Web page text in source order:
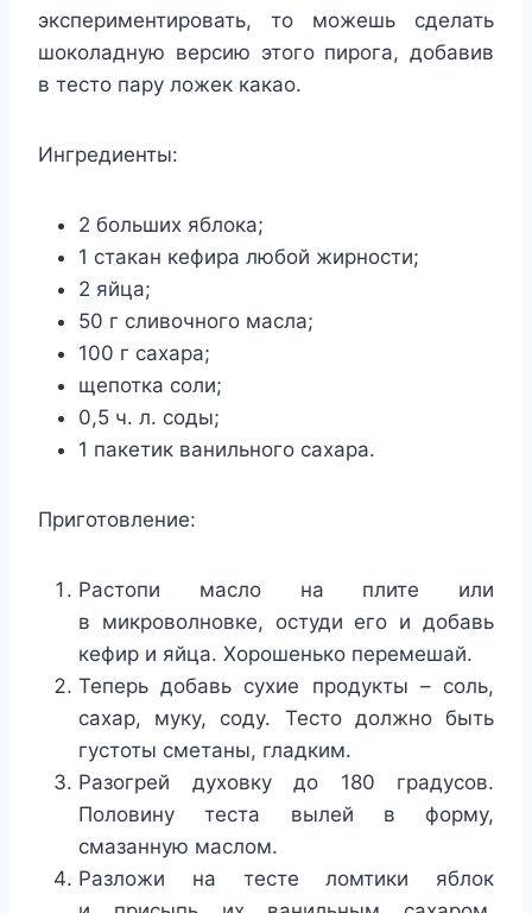
экспериментировать, то можешь сделать
шоколадную версию этого пирога, добавив
в тесто пару ложек какао.
Ингредиенты:
2 больших яблока;
1 стакан кефира любой жирности;
2 яйца;
50 г сливочного масла;
100 г сахара;
щепотка соли;
0,5 ч. л. соды;
1 пакетик ванильного сахара.
Приготовление:
Растопи масло на плите или
в микроволновке, остуди его и добавь
кефир и яйца. Хорошенько перемешай.
Теперь добавь сухие продукты – соль,
сахар, муку, соду. Тесто должно быть
густоты сметаны, гладким.
Разогрей духовку до 180 градусов.
Половину теста вылей в форму,
смазанную маслом.
Разложи на тесте ломтики яблок